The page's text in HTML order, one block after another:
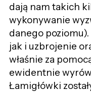
dają nam takich
wykonywanie
danego
jak i uzbrojenie
właśnie za
ewidentnie
Łamigłówki